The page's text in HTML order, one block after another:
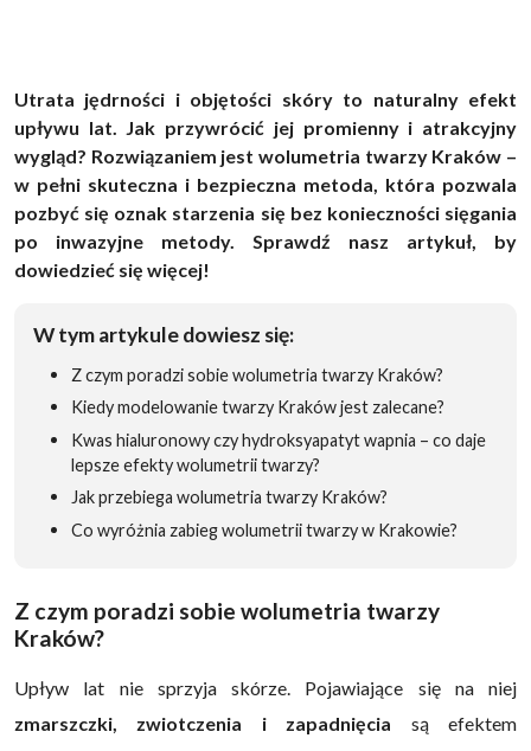
Utrata jędrności i objętości skóry to naturalny efekt
upływu lat. Jak przywrócić jej promienny i atrakcyjny
wygląd? Rozwiązaniem jest wolumetria twarzy Kraków –
w pełni skuteczna i bezpieczna metoda, która pozwala
pozbyć się oznak starzenia się bez konieczności sięgania
po inwazyjne metody. Sprawdź nasz artykuł, by
dowiedzieć się więcej!
W tym artykule dowiesz się:
Z czym poradzi sobie wolumetria twarzy Kraków?
Kiedy modelowanie twarzy Kraków jest zalecane?
Kwas hialuronowy czy hydroksyapatyt wapnia – co daje
lepsze efekty wolumetrii twarzy?
Jak przebiega wolumetria twarzy Kraków?
Co wyróżnia zabieg wolumetrii twarzy w Krakowie?
Z czym poradzi sobie wolumetria twarzy
Kraków?
Upływ lat nie sprzyja skórze. Pojawiające się na niej
zmarszczki, zwiotczenia i zapadnięcia są efektem